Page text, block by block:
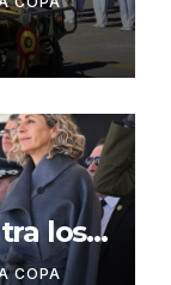
los
COPA